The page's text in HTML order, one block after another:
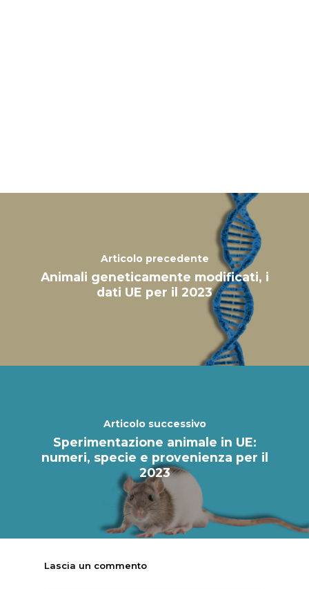
Articolo precedente
Animali geneticamente modificati, i
dati UE per il 2023
Articolo successivo
Sperimentazione animale in UE:
numeri, specie e provenienza per il
2023
Lascia un commento